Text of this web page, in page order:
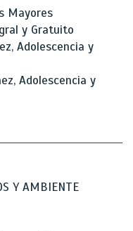
Mayores
y Gratuito
Adolescencia y
Adolescencia y
Y AMBIENTE